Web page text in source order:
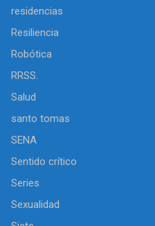
residencias
Resiliencia
Robótica
RRSS.
Salud
santo tomas
SENA
Sentido crítico
Series
Sexualidad